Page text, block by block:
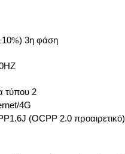
10%) 3η φάση
τύπου 2
4G
(OCPP 2.0 προαιρετικό)